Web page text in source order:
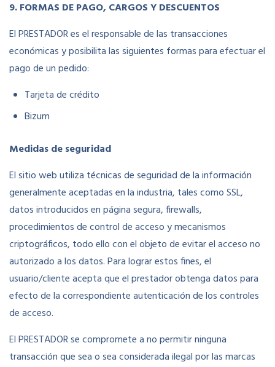
9. FORMAS DE PAGO, CARGOS Y DESCUENTOS
El PRESTADOR es el responsable de las transacciones
económicas y posibilita las siguientes formas para efectuar el
pago de un pedido:
Tarjeta de crédito
Bizum
Medidas de seguridad
El sitio web utiliza técnicas de seguridad de la información
generalmente aceptadas en la industria, tales como SSL,
datos introducidos en página segura, firewalls,
procedimientos de control de acceso y mecanismos
criptográficos, todo ello con el objeto de evitar el acceso no
autorizado a los datos. Para lograr estos fines, el
usuario/cliente acepta que el prestador obtenga datos para
efecto de la correspondiente autenticación de los controles
de acceso.
El PRESTADOR se compromete a no permitir ninguna
transacción que sea o sea considerada ilegal por las marcas